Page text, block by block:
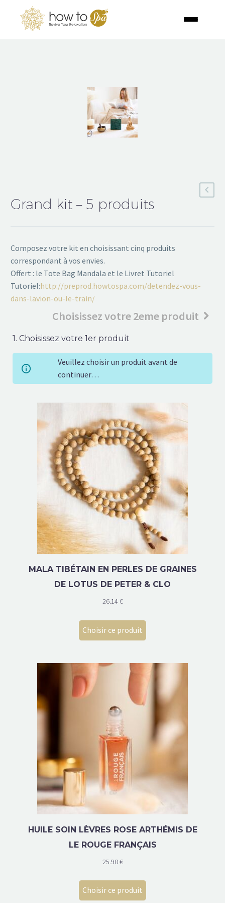
Grand kit – 5 produits
Composez votre kit en choisissant cinq produits
correspondant à vos envies.
Offert : le Tote Bag Mandala et le Livret Tutoriel
Tutoriel:http://preprod.howtospa.com/detendez-vous-
dans-lavion-ou-le-train/
Choisissez votre 2eme produit
1 Choisissez votre 1er produit
Veuillez choisir un produit avant de
continuer…
MALA TIBÉTAIN EN PERLES DE GRAINES
DE LOTUS DE PETER & CLO
26.14€
Choisir ce produit
HUILE SOIN LÈVRES ROSE ARTHÉMIS DE
LE ROUGE FRANÇAIS
25.90€
Choisir ce produit